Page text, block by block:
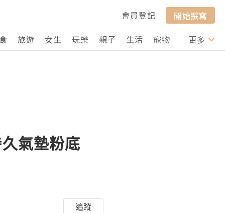
會員登記
開始撰寫
旅遊 女生 玩樂 親子 生活 寵物 行山 打卡
更多
氣墊粉底
追蹤